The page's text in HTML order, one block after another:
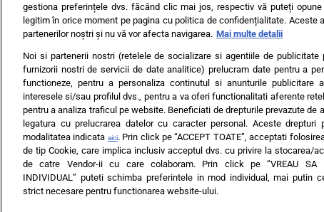
Ultimele
Echipa editorială Termeni
gestiona preferințele dvs. făcând clic mai jos, respectiv vă puteți
legitim în orice moment pe pagina cu politica de confidențialitate. Aceste
partenerilor noștri și nu vă vor afecta navigarea. Mai multe detalii
Noi si partenerii nostri (retelele de socializare si agentiile de publicitate
furnizorii nostri de servicii de date analitice) prelucram date pentru a
functioneze, pentru a personaliza continutul si anunturile publicitare
interesele si/sau profilul dvs., pentru a va oferi functionalitati aferente
pentru a analiza traficul pe website. Beneficiati de drepturile prevazute de
legatura cu prelucrarea datelor cu caracter personal. Aceste drepturi
modalitatea indicata aici. Prin click pe “ACCEPT TOATE”, acceptati
de tip Cookie, care implica inclusiv acceptul dvs. cu privire la stocarea/
de catre Vendor-ii cu care colaboram. Prin click pe “VREAU SA
INDIVIDUAL” puteti schimba preferintele in mod individual, mai putin
strict necesare pentru functionarea website-ului.